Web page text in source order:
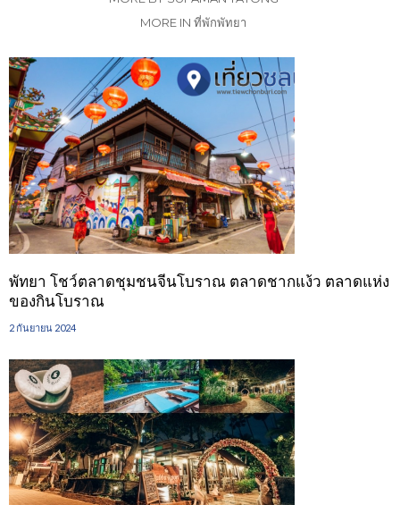
MORE IN ที่พักพัทยา
พัทยา โชว์ตลาดชุมชนจีนโบราณ ตลาดชากแง้ว ตลาดแห่ง
ของกินโบราณ
2 กันยายน 2024